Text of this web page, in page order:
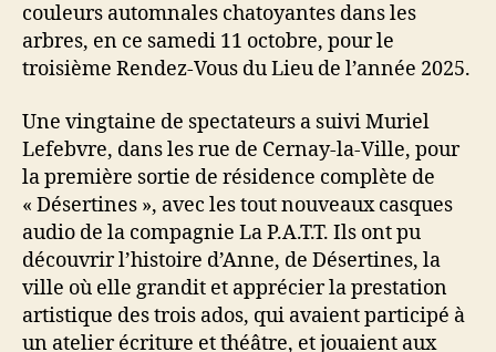
couleurs automnales chatoyantes dans les
arbres, en ce samedi 11 octobre, pour le
troisième Rendez-Vous du Lieu de l’année 2025.
Une vingtaine de spectateurs a suivi Muriel
Lefebvre, dans les rue de Cernay-la-Ville, pour
la première sortie de résidence complète de
« Désertines », avec les tout nouveaux casques
audio de la compagnie La P.A.T.T. Ils ont pu
découvrir l’histoire d’Anne, de Désertines, la
ville où elle grandit et apprécier la prestation
artistique des trois ados, qui avaient participé à
un atelier écriture et théâtre, et jouaient aux